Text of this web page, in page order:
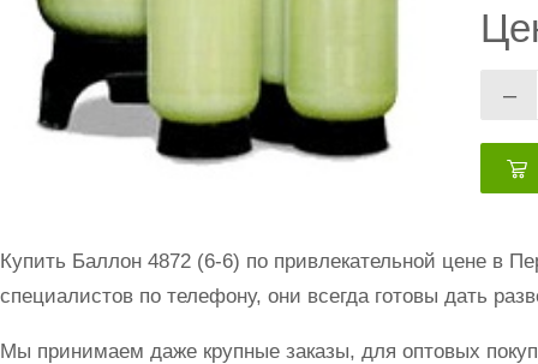
–
Купить Баллон 4872 (6-6) по привлекательной цене в
специалистов по телефону, они всегда готовы дать
Мы принимаем даже крупные заказы, для оптовых